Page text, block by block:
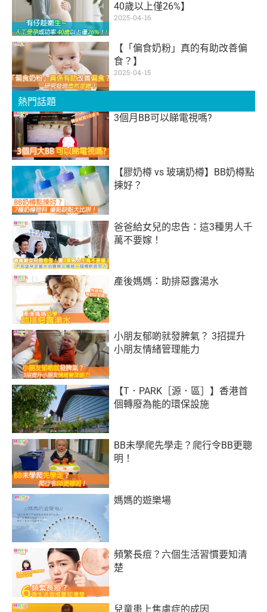
40歲以上僅26%】
2025-04-16
【「偏食奶粉」真的有助改善偏
食？】
2025-04-15
熱門話題
3個月BB可以睇電視嗎?
【膠奶樽 vs 玻璃奶樽】BB奶樽點
揀好？
爸爸給女兒的忠告：這3種男人千
萬不要嫁！
產後媽媽：助排惡露湯水
小朋友郁啲就發脾氣？ 3招提升
小朋友情緒管理能力
【T．PARK［源．區］】香港首
個轉廢為能的環保設施
BB未學爬先學走？爬行令BB更聰
明！
媽媽的遊樂場
頻繁長痘？六個生活習慣要知清
楚
兒童患上焦慮症的成因